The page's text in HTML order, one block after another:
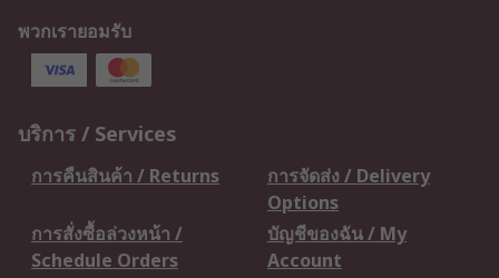
พวกเรายอมรับ
บริการ / Services
การคืนสินค้า / Returns
การจัดส่ง / Delivery
Options
การสั่งซื้อล่วงหน้า /
Schedule Orders
บัญชีของฉัน / My
Account